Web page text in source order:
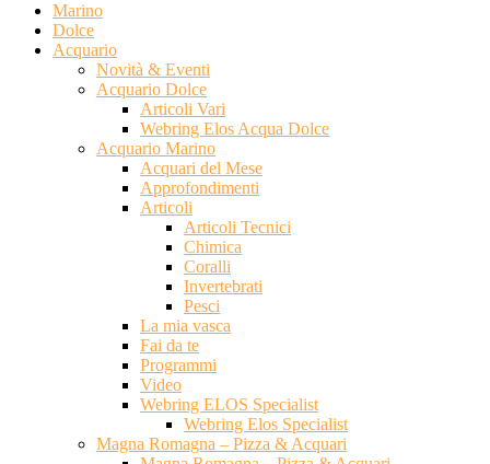
Marino
Dolce
Acquario
Novità & Eventi
Acquario Dolce
Articoli Vari
Webring Elos Acqua Dolce
Acquario Marino
Acquari del Mese
Approfondimenti
Articoli
Articoli Tecnici
Chimica
Coralli
Invertebrati
Pesci
La mia vasca
Fai da te
Programmi
Video
Webring ELOS Specialist
Webring Elos Specialist
Magna Romagna – Pizza & Acquari